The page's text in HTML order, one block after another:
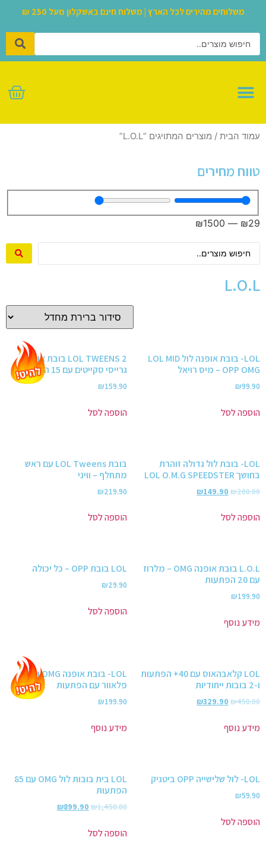
משלוחים מהירים לכל הארץ | משלוח חינם באשקלון מעל 250 ₪
עמוד הבית / מוצרים המתויגים “L.O.L”
טווח מחירים
₪29
—
₪1500
L.O.L
LOL- בובת אופנה לול LOL MID
OPP OMG – מיס רויאל
₪99.90
הוספה לסל
LOL TWEENS 2 בובת אופנה
גרייסי סקייטים עם 15 הפתעות
₪159.90
הוספה לסל
LOL- בובת לול גדולה זוהרת
בחושך LOL O.M.G SPEEDSTER
₪200.00
₪149.90
הוספה לסל
בובת LOL Tweens עם ראש
מתחלף – וויני
₪219.90
הוספה לסל
L.O.L בובת אופנה OMG – מלרוז
עם 20 הפתעות
₪199.90
מידע נוסף
LOL בובת OPP – כל יכולה
₪29.90
הוספה לסל
LOL קלאבהאוס עם 40+ הפתעות
ו-2 בובות ייחודיות
₪450.00
₪329.90
מידע נוסף
LOL- בובת אופנה OMG וויילד
פלאוור עם הפתעות
₪199.90
מידע נוסף
LOL- לול שלישייה OPP ביטניק
₪59.90
הוספה לסל
LOL בית בובות לול OMG עם 85
הפתעות
₪1,450.00
₪899.90
הוספה לסל